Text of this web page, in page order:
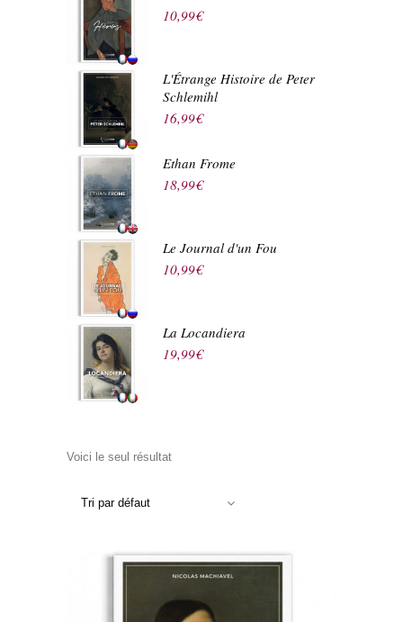
10,99€
L'Étrange Histoire de Peter
Schlemihl
16,99€
Ethan Frome
18,99€
Le Journal d'un Fou
10,99€
La Locandiera
19,99€
Voici le seul résultat
Tri par défaut